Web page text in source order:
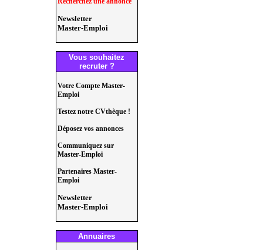
Newsletter
Master-Emploi
Vous souhaitez
recruter ?
Votre Compte Master-
Emploi
Testez notre CVthèque !
Déposez vos annonces
Communiquez sur
Master-Emploi
Partenaires Master-
Emploi
Newsletter
Master-Emploi
Annuaires